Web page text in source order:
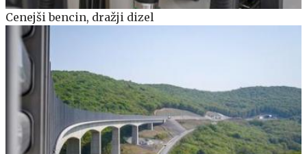
Cenejši bencin, dražji dizel